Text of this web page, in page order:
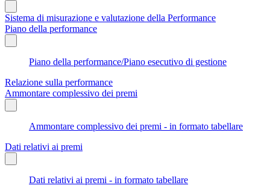
Sistema di misurazione e valutazione della Performance
Piano della performance
Piano della performance/Piano esecutivo di gestione
Relazione sulla performance
Ammontare complessivo dei premi
Ammontare complessivo dei premi - in formato tabellare
Dati relativi ai premi
Dati relativi ai premi - in formato tabellare